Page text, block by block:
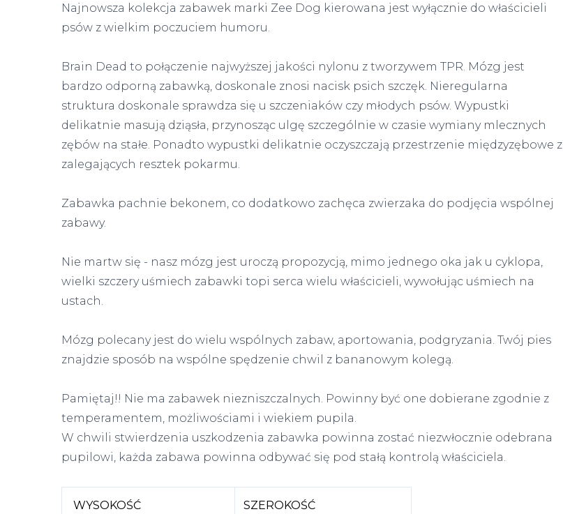
Najnowsza kolekcja zabawek marki Zee Dog kierowana jest wyłącznie do właścicieli
psów z wielkim poczuciem humoru.
Brain Dead to połączenie najwyższej jakości nylonu z tworzywem TPR. Mózg jest
bardzo odporną zabawką, doskonale znosi nacisk psich szczęk. Nieregularna
struktura doskonale sprawdza się u szczeniaków czy młodych psów. Wypustki
delikatnie masują dziąsła, przynosząc ulgę szczególnie w czasie wymiany mlecznych
zębów na stałe. Ponadto wypustki delikatnie oczyszczają przestrzenie międzyzębowe z
zalegających resztek pokarmu.
Zabawka pachnie bekonem, co dodatkowo zachęca zwierzaka do podjęcia wspólnej
zabawy.
Nie martw się - nasz mózg jest uroczą propozycją, mimo jednego oka jak u cyklopa,
wielki szczery uśmiech zabawki topi serca wielu właścicieli, wywołując uśmiech na
ustach.
Mózg polecany jest do wielu wspólnych zabaw, aportowania, podgryzania. Twój pies
znajdzie sposób na wspólne spędzenie chwil z bananowym kolegą.
Pamiętaj!! Nie ma zabawek niezniszczalnych. Powinny być one dobierane zgodnie z
temperamentem, możliwościami i wiekiem pupila.
W chwili stwierdzenia uszkodzenia zabawka powinna zostać niezwłocznie odebrana
pupilowi, każda zabawa powinna odbywać się pod stałą kontrolą właściciela.
WYSOKOŚĆ SZEROKOŚĆ